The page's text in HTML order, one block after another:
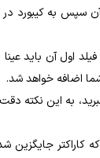
به کیبورد در
شد که در فیلد اول
اضافه خواهد شد.
به این نکته
جایگزین